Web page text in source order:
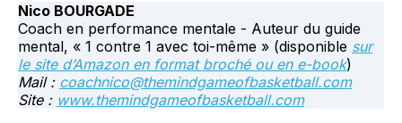
Nico BOURGADE
Coach en performance mentale - Auteur du guide
mental, « 1 contre 1 avec toi-même » (disponible sur
le site d’Amazon en format broché ou en e-book)
Mail : coachnico@themindgameofbasketball.com
Site : www.themindgameofbasketball.com